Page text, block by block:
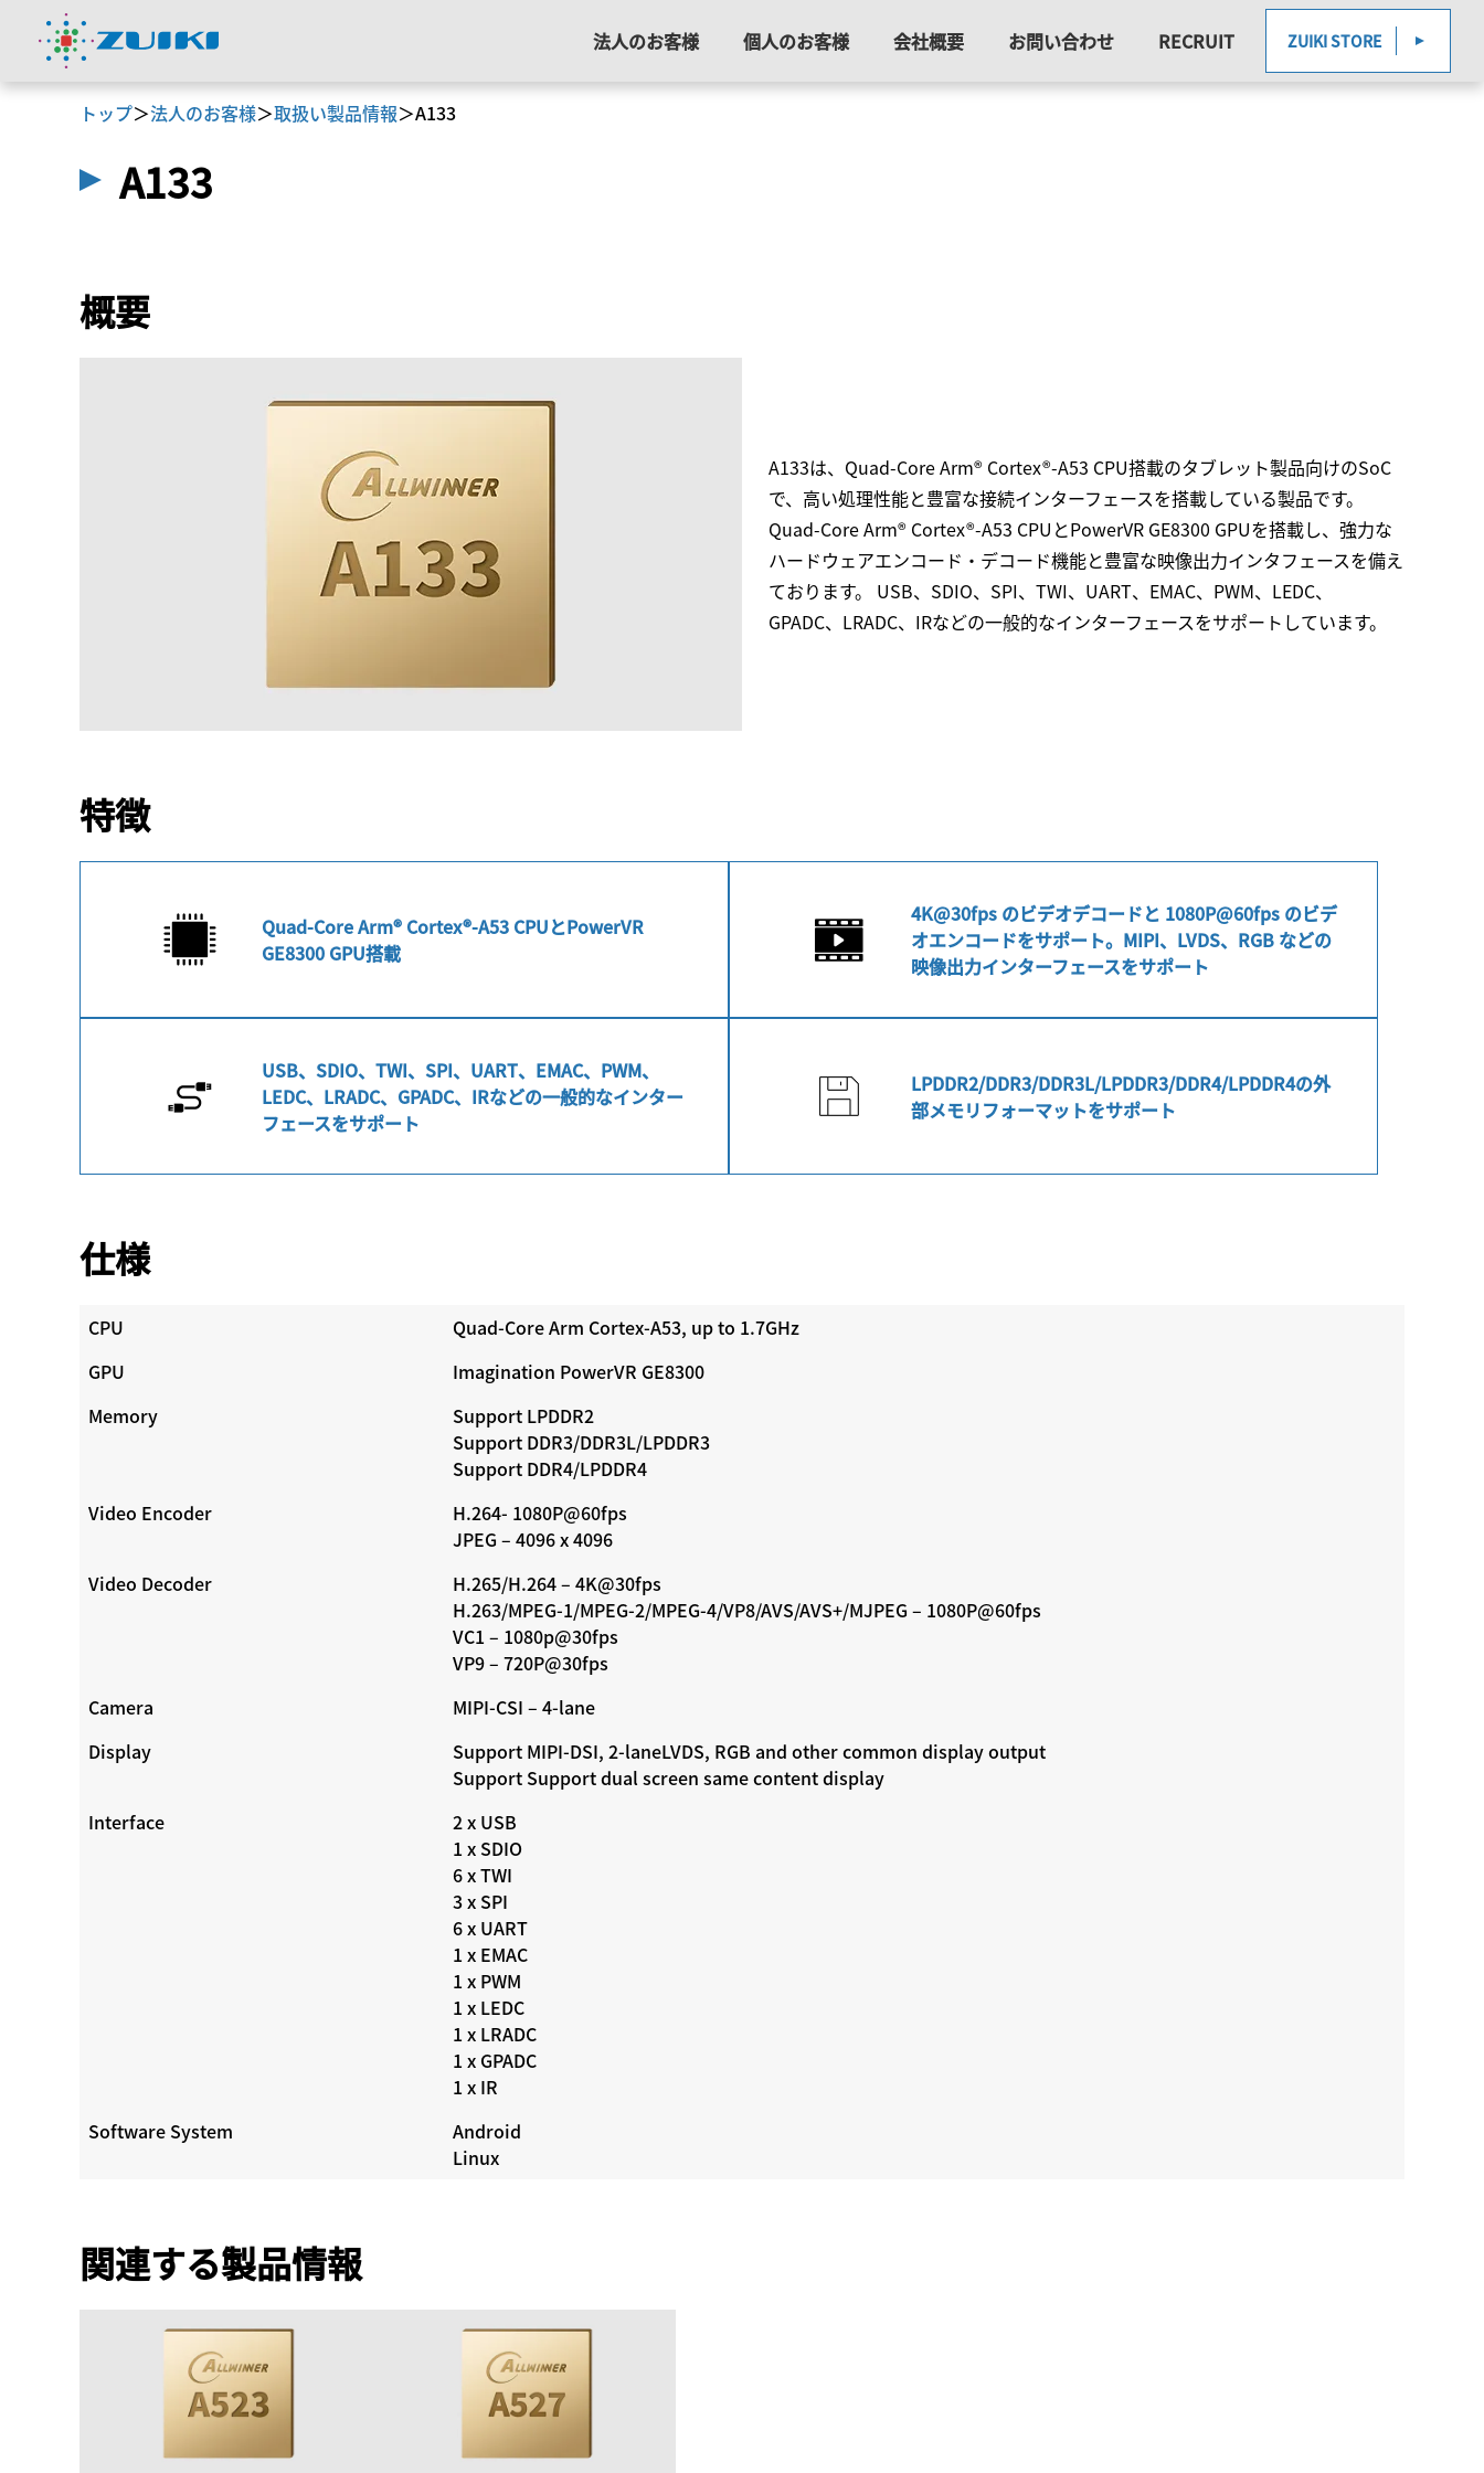
法人のお客様 個人のお客様 会社概要 お問い合わせ RECRUIT ZUIKI STORE
トップ＞法人のお客様＞取扱い製品情報＞A133
A133
概要
A133は、Quad-Core Arm® Cortex®-A53 CPU搭載のタブレット製品向けのSoC
で、高い処理性能と豊富な接続インターフェースを搭載している製品です。
Quad-Core Arm® Cortex®-A53 CPUとPowerVR GE8300 GPUを搭載し、強力な
ハードウェアエンコード・デコード機能と豊富な映像出力インタフェースを備え
ております。 USB、SDIO、SPI、TWI、UART、EMAC、PWM、LEDC、
GPADC、LRADC、IRなどの一般的なインターフェースをサポートしています。
特徴
Quad-Core Arm® Cortex®-A53 CPUとPowerVR
GE8300 GPU搭載
4K@30fps のビデオデコードと 1080P@60fps のビデ
オエンコードをサポート。MIPI、LVDS、RGB などの
映像出力インターフェースをサポート
USB、SDIO、TWI、SPI、UART、EMAC、PWM、
LEDC、LRADC、GPADC、IRなどの一般的なインター
フェースをサポート
LPDDR2/DDR3/DDR3L/LPDDR3/DDR4/LPDDR4の外
部メモリフォーマットをサポート
仕様
CPU
Quad-Core Arm Cortex-A53, up to 1.7GHz
GPU
Imagination PowerVR GE8300
Memory
Support LPDDR2
Support DDR3/DDR3L/LPDDR3
Support DDR4/LPDDR4
Video Encoder
H.264- 1080P@60fps
JPEG – 4096 x 4096
Video Decoder
H.265/H.264 – 4K@30fps
H.263/MPEG-1/MPEG-2/MPEG-4/VP8/AVS/AVS+/MJPEG – 1080P@60fps
VC1 – 1080p@30fps
VP9 – 720P@30fps
Camera
MIPI-CSI – 4-lane
Display
Support MIPI-DSI, 2-laneLVDS, RGB and other common display output
Support Support dual screen same content display
Interface
2 x USB
1 x SDIO
6 x TWI
3 x SPI
6 x UART
1 x EMAC
1 x PWM
1 x LEDC
1 x LRADC
1 x GPADC
1 x IR
Software System
Android
Linux
関連する製品情報